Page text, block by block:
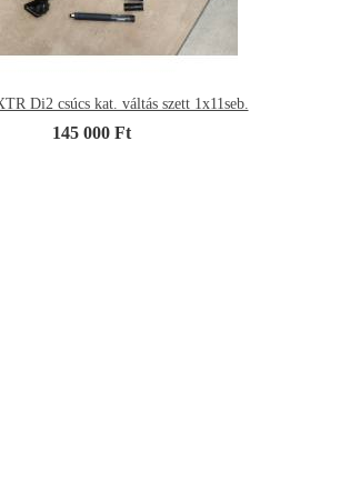
Di2 csúcs kat. váltás szett 1x11seb.
145 000 Ft